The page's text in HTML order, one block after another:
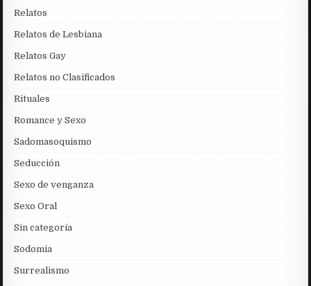
Relatos
Relatos de Lesbiana
Relatos Gay
Relatos no Clasificados
Rituales
Romance y Sexo
Sadomasoquismo
Seducción
Sexo de venganza
Sexo Oral
Sin categoría
Sodomia
Surrealismo